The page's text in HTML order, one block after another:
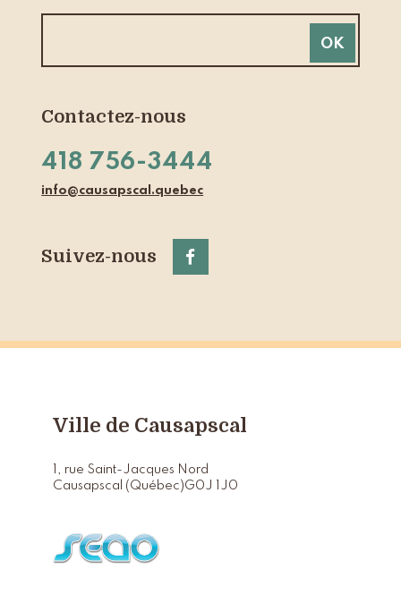
Contactez-nous
418 756-3444
info@causapscal.quebec
Suivez-nous
Ville de Causapscal
1, rue Saint-Jacques Nord
Causapscal (Québec)G0J 1J0